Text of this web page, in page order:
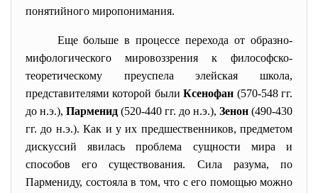
понятийного миропонимания.
Еще больше в процессе перехода от образно-
мифологического мировоззрения к философско-
теоретическому преуспела элейская школа,
представителями которой былиКсенофан (570-548 гг.
до н.э.), Парменид (520-440 гг. до н.э.), Зенон (490-430
гг. до н.э.). Как и у их предшественников, предметом
дискуссий явилась проблема сущности мира и
способов его существования. Сила разума, по
Пармениду, состояла в том, что с его помощью можно